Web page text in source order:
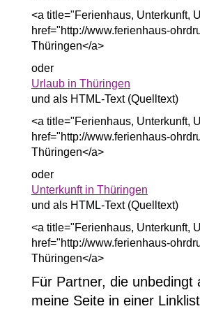
<a title="Ferienhaus, Unterkunft,
href="http://www.ferienhaus-
Thüringen</a>
oder
Urlaub in Thüringen
und als HTML-Text (Quelltext)
<a title="Ferienhaus, Unterkunft,
href="http://www.ferienhaus-
Thüringen</a>
oder
Unterkunft in Thüringen
und als HTML-Text (Quelltext)
<a title="Ferienhaus, Unterkunft,
href="http://www.ferienhaus-
Thüringen</a>
Für Partner, die
meine Seite in einer